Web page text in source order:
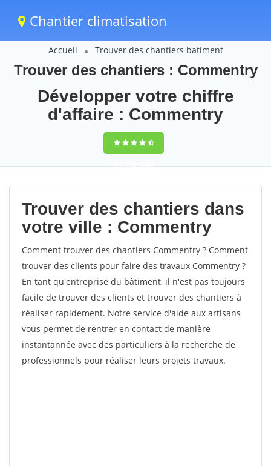
Chantier climatisation
Accueil Trouver des chantiers batiment
Trouver des chantiers : Commentry
Développer votre chiffre
d'affaire : Commentry
9,5(100%)65
votes
Trouver des chantiers dans
votre ville : Commentry
Comment trouver des chantiers Commentry ? Comment
trouver des clients pour faire des travaux Commentry ?
En tant qu'entreprise du bâtiment, il n'est pas toujours
facile de trouver des clients et trouver des chantiers à
réaliser rapidement. Notre service d'aide aux artisans
vous permet de rentrer en contact de manière
instantannée avec des particuliers à la recherche de
professionnels pour réaliser leurs projets travaux.